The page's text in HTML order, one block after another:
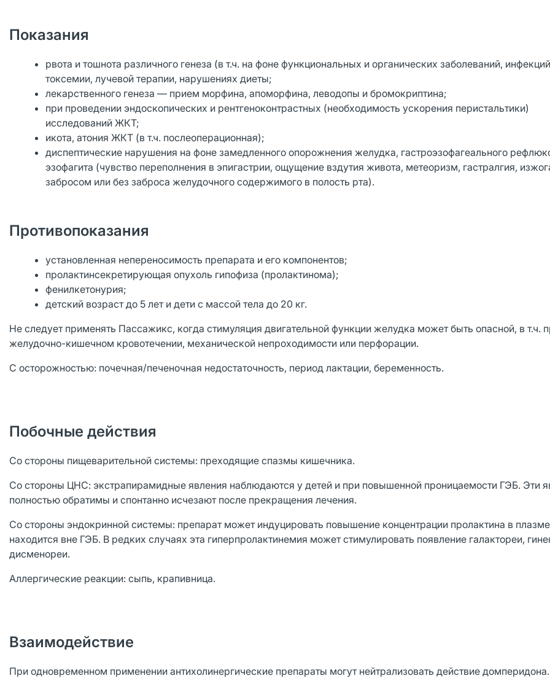
Показания
рвота и тошнота различного генеза (в т.ч. на фоне функциональных и органических заболеваний,
токсемии, лучевой терапии, нарушениях диеты;
лекарственного генеза — прием морфина, апоморфина, леводопы и бромокриптина;
при проведении эндоскопических и рентгеноконтрастных (необходимость ускорения перистальтики)
исследований ЖКТ;
икота, атония ЖКТ (в т.ч. послеоперационная);
диспептические нарушения на фоне замедленного опорожнения желудка, гастроэзофагеального
эзофагита (чувство переполнения в эпигастрии, ощущение вздутия живота, метеоризм, гастралгия,
забросом или без заброса желудочного содержимого в полость рта).
Противопоказания
установленная непереносимость препарата и его компонентов;
пролактинсекретирующая опухоль гипофиза (пролактинома);
фенилкетонурия;
детский возраст до 5 лет и дети с массой тела до 20 кг.
Не следует применять Пассажикс, когда стимуляция двигательной функции желудка может быть опасной, в т.ч.
желудочно-кишечном кровотечении, механической непроходимости или перфорации.
С осторожностью: почечная/печеночная недостаточность, период лактации, беременность.
Побочные действия
Со стороны пищеварительной системы: преходящие спазмы кишечника.
Со стороны ЦНС: экстрапирамидные явления наблюдаются у детей и при повышенной проницаемости ГЭБ. Эти
полностью обратимы и спонтанно исчезают после прекращения лечения.
Со стороны эндокринной системы: препарат может индуцировать повышение концентрации пролактина в
находится вне ГЭБ. В редких случаях эта гиперпролактинемия может стимулировать появление галактореи,
дисменореи.
Аллергические реакции: сыпь, крапивница.
Взаимодействие
При одновременном применении антихолинергические препараты могут нейтрализовать действие домперидона.